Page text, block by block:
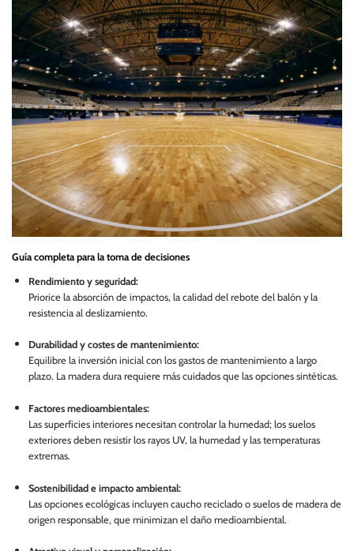
Guía completa para la toma de decisiones
Rendimiento y seguridad:
Priorice la absorción de impactos, la calidad del rebote del balón y la
resistencia al deslizamiento.
Durabilidad y costes de mantenimiento:
Equilibre la inversión inicial con los gastos de mantenimiento a largo
plazo. La madera dura requiere más cuidados que las opciones sintéticas.
Factores medioambientales:
Las superficies interiores necesitan controlar la humedad; los suelos
exteriores deben resistir los rayos UV, la humedad y las temperaturas
extremas.
Sostenibilidad e impacto ambiental:
Las opciones ecológicas incluyen caucho reciclado o suelos de madera de
origen responsable, que minimizan el daño medioambiental.